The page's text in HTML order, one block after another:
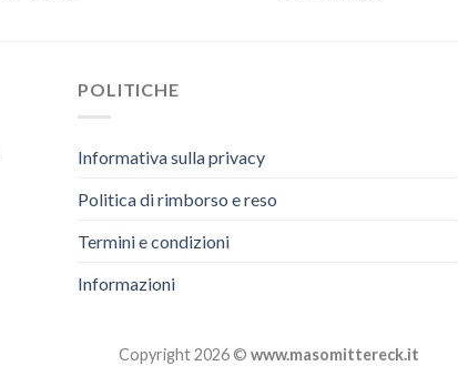
POLITICHE
Informativa sulla privacy
Politica di rimborso e reso
Termini e condizioni
Informazioni
Copyright 2026 © www.masomittereck.it